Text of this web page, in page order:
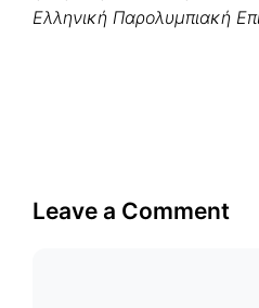
Ελληνική Παρολυμπιακή
Leave a Comment